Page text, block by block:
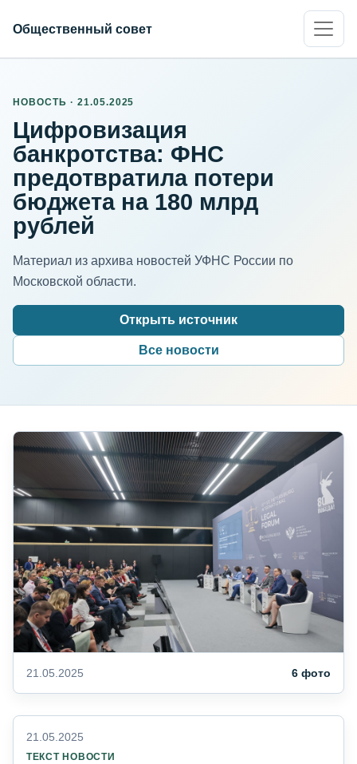
Общественный совет
НОВОСТЬ · 21.05.2025
Цифровизация
банкротства: ФНС
предотвратила потери
бюджета на 180 млрд
рублей
Материал из архива новостей УФНС России по
Московской области.
Открыть источник
Все новости
21.05.2025 6 фото
21.05.2025
ТЕКСТ НОВОСТИ